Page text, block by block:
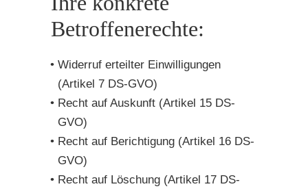
Betroffenerechte:
Widerruf erteilter Einwilligungen
(Artikel 7 DS-GVO)
Recht auf Auskunft (Artikel 15 DS-
GVO)
Recht auf Berichtigung (Artikel 16 DS-
GVO)
Recht auf Löschung (Artikel 17 DS-